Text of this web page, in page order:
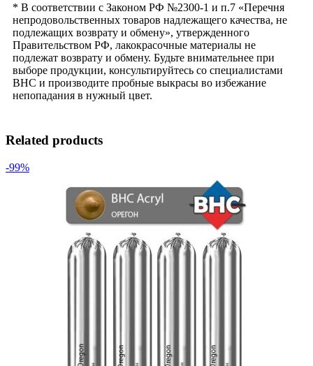
* В соответствии с Законом РФ №2300-1 и п.7 «Перечня
непродовольственных товаров надлежащего качества, не
подлежащих возврату и обмену», утвержденного
Правительством РФ, лакокрасочные материалы не
подлежат возврату и обмену. Будьте внимательнее при
выборе продукции, консультируйтесь со специалистами
BHC и производите пробные выкрасы во избежание
непопадания в нужный цвет.
Related products
-99%